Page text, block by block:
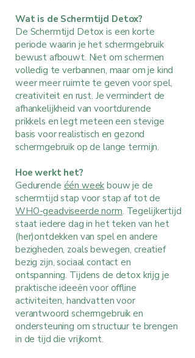
Wat is de Schermtijd Detox?
​​De Schermtijd Detox is een korte
periode waarin je het schermgebruik
bewust afbouwt. Niet om schermen
volledig te verbannen, maar om je kind
weer meer ruimte te geven voor spel,
creativiteit en rust. Je vermindert de
afhankelijkheid van voortdurende
prikkels en legt meteen een stevige
basis voor realistisch en gezond
schermgebruik op de lange termijn.
Hoe werkt het?
Gedurende één week bouw je de
schermtijd stap voor stap af tot de
WHO-geadviseerde norm. Tegelijkertijd
staat iedere dag in het teken van het
(her)ontdekken van spel en andere
bezigheden, zoals bewegen, creatief
bezig zijn, sociaal contact en
ontspanning. Tijdens de detox krijg je
praktische ideeën voor offline
activiteiten, handvatten voor
verantwoord schermgebruik en
ondersteuning om structuur te brengen
in de tijd die vrijkomt.